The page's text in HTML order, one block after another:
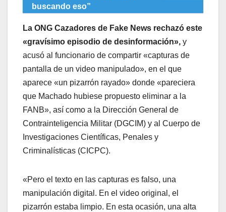
buscando eso”
La ONG Cazadores de Fake News rechazó este
«gravísimo episodio de desinformación», y
acusó al funcionario de compartir «capturas de
pantalla de un video manipulado», en el que
aparece «un pizarrón rayado» donde «pareciera
que Machado hubiese propuesto eliminar a la
FANB», así como a la Dirección General de
Contrainteligencia Militar (DGCIM) y al Cuerpo de
Investigaciones Científicas, Penales y
Criminalísticas (CICPC).
«Pero el texto en las capturas es falso, una
manipulación digital. En el video original, el
pizarrón estaba limpio. En esta ocasión, una alta